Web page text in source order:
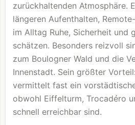
zurückhaltenden Atmosphäre.
längeren Aufenthalten,
im Alltag Ruhe, Sicherheit und
schätzen. Besonders reizvoll
zum Boulogner Wald und die
Innenstadt. Sein größter
vermittelt fast ein
obwohl Eiffelturm, Trocadéro
schnell erreichbar sind.